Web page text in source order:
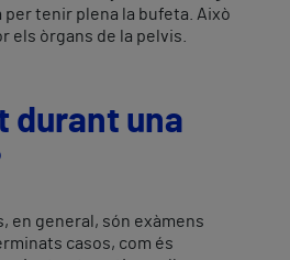
per tenir plena la bufeta. Això
els òrgans de la pelvis.
durant una
en general, són exàmens
casos, com és